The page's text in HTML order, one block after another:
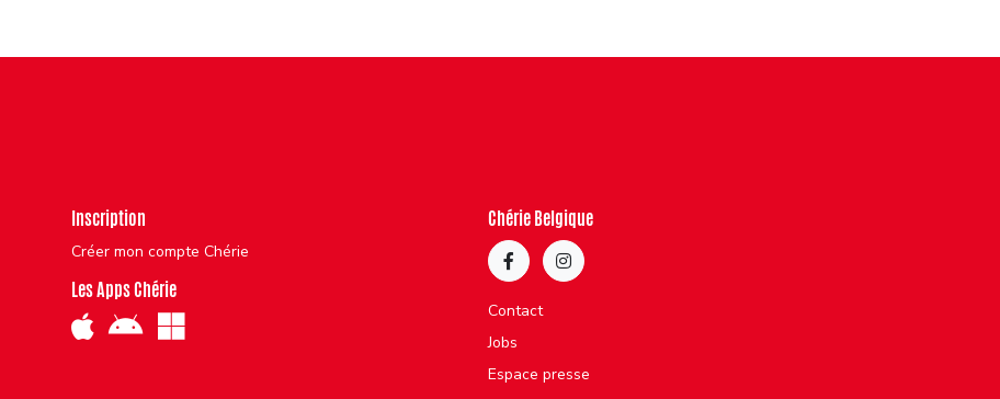
Inscription
Créer mon compte Chérie
Les Apps Chérie
Chérie Belgique
Contact
Jobs
Espace presse